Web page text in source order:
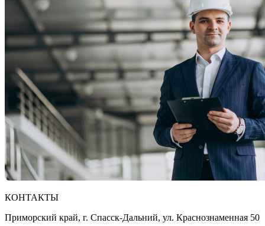
КОНТАКТЫ
Приморский край, г. Спасск-Дальний, ул. Краснознаменная 50